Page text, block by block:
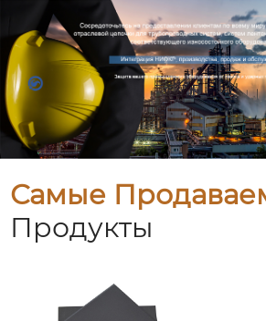
Самые
Продукты